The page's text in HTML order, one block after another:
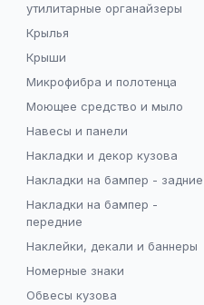
утилитарные органайзеры
Крылья
Крыши
Микрофибра и полотенца
Моющее средство и мыло
Навесы и панели
Накладки и декор кузова
Накладки на бампер - задние
Накладки на бампер -
передние
Наклейки, декали и баннеры
Номерные знаки
Обвесы кузова